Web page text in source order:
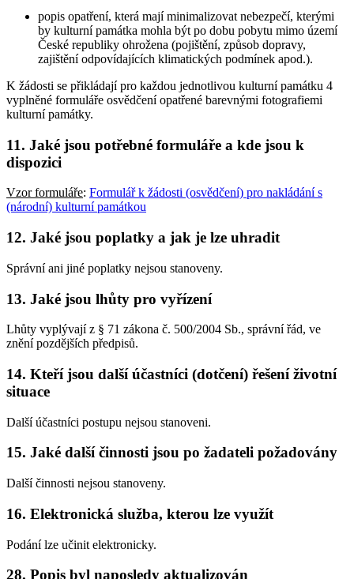
popis opatření, která mají minimalizovat nebezpečí, kterými
by kulturní památka mohla být po dobu pobytu mimo území
České republiky ohrožena (pojištění, způsob dopravy,
zajištění odpovídajících klimatických podmínek apod.).
K žádosti se přikládají pro každou jednotlivou kulturní památku 4
vyplněné formuláře osvědčení opatřené barevnými fotografiemi
kulturní památky.
11. Jaké jsou potřebné formuláře a kde jsou k
dispozici
Vzor formuláře: Formulář k žádosti (osvědčení) pro nakládání s
(národní) kulturní památkou
12. Jaké jsou poplatky a jak je lze uhradit
Správní ani jiné poplatky nejsou stanoveny.
13. Jaké jsou lhůty pro vyřízení
Lhůty vyplývají z § 71 zákona č. 500/2004 Sb., správní řád, ve
znění pozdějších předpisů.
14. Kteří jsou další účastníci (dotčení) řešení životní
situace
Další účastníci postupu nejsou stanoveni.
15. Jaké další činnosti jsou po žadateli požadovány
Další činnosti nejsou stanoveny.
16. Elektronická služba, kterou lze využít
Podání lze učinit elektronicky.
28. Popis byl naposledy aktualizován